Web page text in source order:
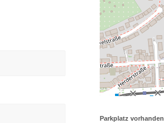
Parkplatz vorhanden